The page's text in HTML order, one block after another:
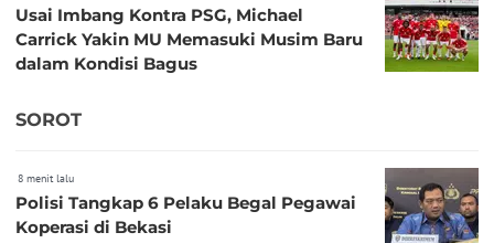
Usai Imbang Kontra PSG, Michael
Carrick Yakin MU Memasuki Musim Baru
dalam Kondisi Bagus
SOROT
8 menit lalu
Polisi Tangkap 6 Pelaku Begal Pegawai
Koperasi di Bekasi